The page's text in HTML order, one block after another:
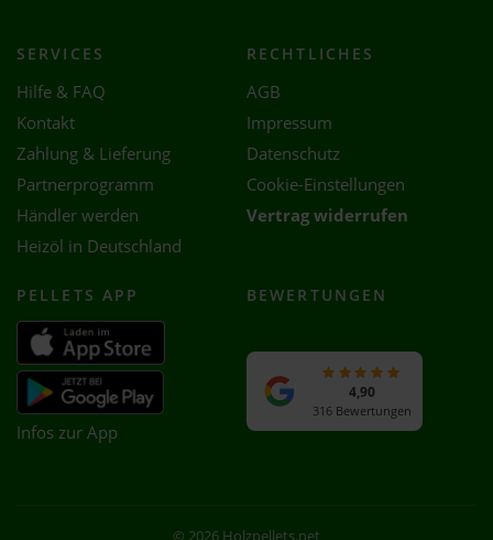
SERVICES
Hilfe & FAQ
Kontakt
Zahlung & Lieferung
Partnerprogramm
Händler werden
Heizöl in Deutschland
RECHTLICHES
AGB
Impressum
Datenschutz
Cookie-Einstellungen
Vertrag widerrufen
PELLETS APP
Infos zur App
BEWERTUNGEN
4,90
316 Bewertungen
© 2026 Holzpellets.net